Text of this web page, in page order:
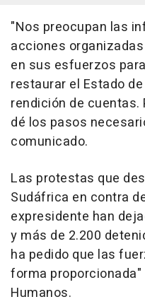
"Nos preocupan las
acciones
en sus esfuerzos
restaurar el Estado
rendición de cuentas.
dé los pasos
comunicado.
Las protestas que
Sudáfrica en contra
expresidente han
y más de 2.200
ha pedido que las
forma
Humanos.